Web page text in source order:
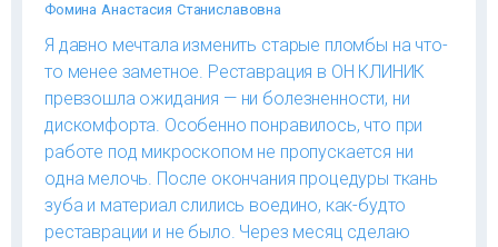
Фомина Анастасия Станиславовна
Я давно мечтала изменить старые пломбы на что-
то менее заметное. Реставрация в ОН КЛИНИК
превзошла ожидания — ни болезненности, ни
дискомфорта. Особенно понравилось, что при
работе под микроскопом не пропускается ни
одна мелочь. После окончания процедуры ткань
зуба и материал слились воедино, как-будто
реставрации и не было. Через месяц сделаю